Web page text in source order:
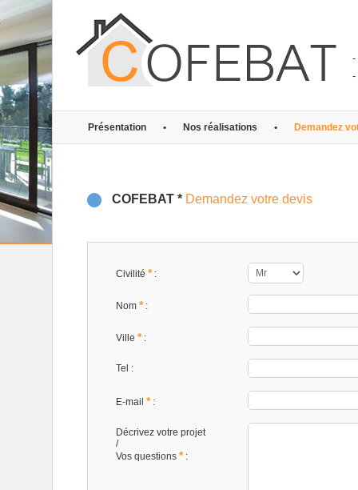
-
-
Présentation • Nos réalisations • Demandez
COFEBAT * Demandez votre devis
Civilité *:
Nom *:
Ville *:
Tel :
E-mail *:
Décrivez votre projet
/
Vos questions *: